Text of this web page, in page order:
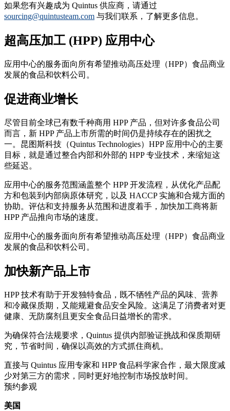
如果您有兴趣成为 Quintus 供应商，请通过
sourcing@quintusteam.com 与我们联系，了解更多信息。
超高压加工 (HPP) 应用中心
应用中心的服务面向所有希望推动高压处理（HPP）食品商业
发展的食品和饮料公司。
促进商业增长
尽管目前全球已有数千种商用 HPP 产品，但对许多食品公司
而言，新 HPP 产品上市所需的时间仍是持续存在的困扰之
一。昆图斯科技（Quintus Technologies）HPP 应用中心的主要
目标，就是通过整合内部和外部的 HPP 专业技术，来缩短这
些延迟。
应用中心的服务范围涵盖整个 HPP 开发流程，从优化产品配
方和包装到内部病原体研究，以及 HACCP 实施和合规方面的
协助。评估和支持服务从范围和进度着手，加快加工商将新
HPP 产品推向市场的速度。
应用中心的服务面向所有希望推动高压处理（HPP）食品商业
发展的食品和饮料公司。
加快新产品上市
HPP 技术有助于开发独特食品，既不牺牲产品的风味、营养
和冷藏保质期，又能规避食品安全风险。这满足了消费者对更
健康、无防腐剂且更安全食品日益增长的需求。
为确保符合法规要求，Quintus 提供内部验证挑战和保质期研
究，节省时间，确保以高效的方式抓住商机。
直接与 Quintus 应用专家和 HPP 食品科学家合作，最大限度减
少对第三方的需求，同时更好地控制市场投放时间。
预约参观
美国